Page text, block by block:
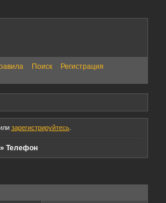
Поиск
Регистрация
зарегистрируйтесь.
»Телефон